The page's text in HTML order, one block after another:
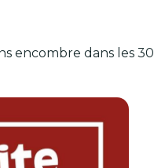
encombre dans les